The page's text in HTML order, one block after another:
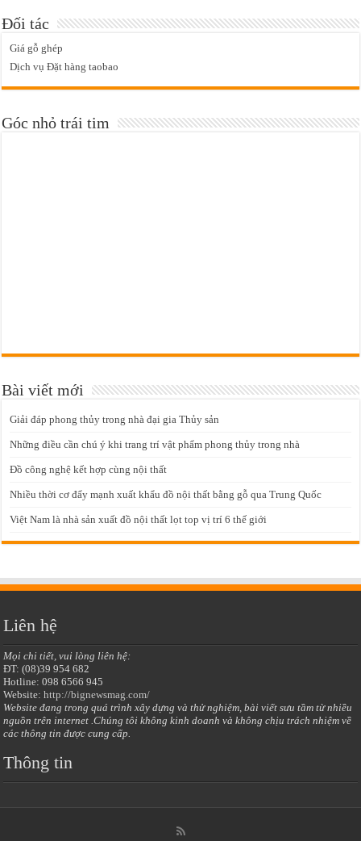
Đối tác
Giá gỗ ghép
Dịch vụ Đặt hàng taobao
Góc nhỏ trái tim
Bài viết mới
Giải đáp phong thủy trong nhà đại gia Thủy sản
Những điều cần chú ý khi trang trí vật phẩm phong thủy trong nhà
Đồ công nghệ kết hợp cùng nội thất
Nhiều thời cơ đẩy mạnh xuất khẩu đồ nội thất bằng gỗ qua Trung Quốc
Việt Nam là nhà sản xuất đồ nội thất lọt top vị trí 6 thế giới
Liên hệ
Mọi chi tiết, vui lòng liên hệ:
ĐT: (08)39 954 682
Hotline: 098 6566 945
Website:http://bignewsmag.com/
Website đang trong quá trình xây dựng và thử nghiệm, bài viết sưu tầm từ nhiều
nguồn trên internet .Chúng tôi không kinh doanh và không chịu trách nhiệm về
các thông tin được cung cấp.
Thông tin